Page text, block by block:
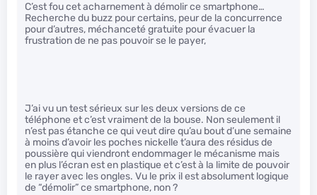
C’est fou cet acharnement à démolir ce smartphone…
Recherche du buzz pour certains, peur de la concurrence
pour d’autres, méchanceté gratuite pour évacuer la
frustration de ne pas pouvoir se le payer,
J’ai vu un test sérieux sur les deux versions de ce
téléphone et c’est vraiment de la bouse. Non seulement il
n’est pas étanche ce qui veut dire qu’au bout d’une semaine
à moins d’avoir les poches nickelle t’aura des résidus de
poussière qui viendront endommager le mécanisme mais
en plus l’écran est en plastique et c’est à la limite de pouvoir
le rayer avec les ongles. Vu le prix il est absolument logique
de “démolir” ce smartphone, non ?